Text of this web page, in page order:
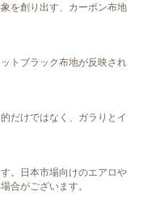
を創り出す、カーボン布地
トブラック布地が反映され
だけではなく、ガラりとイ
。日本市場向けのエアロや
合がございます。